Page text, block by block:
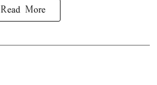
Read More